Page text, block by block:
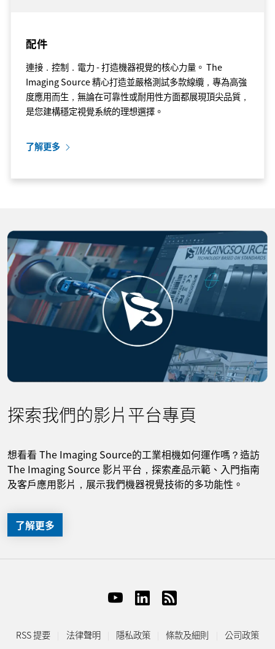
配件
連接．控制．電力 - 打造機器視覺的核心力量。 The
Imaging Source 精心打造並嚴格測試多款線纜，專為高強
度應用而生，無論在可靠性或耐用性方面都展現頂尖品質，
是您建構穩定視覺系統的理想選擇。
了解更多
探索我們的影片平台專頁
想看看 The Imaging Source的工業相機如何運作嗎？造訪
The Imaging Source 影片平台，探索產品示範、入門指南
及客戶應用影片，展示我們機器視覺技術的多功能性。
了解更多
RSS 提要 法律聲明 隱私政策 條款及細則 公司政策